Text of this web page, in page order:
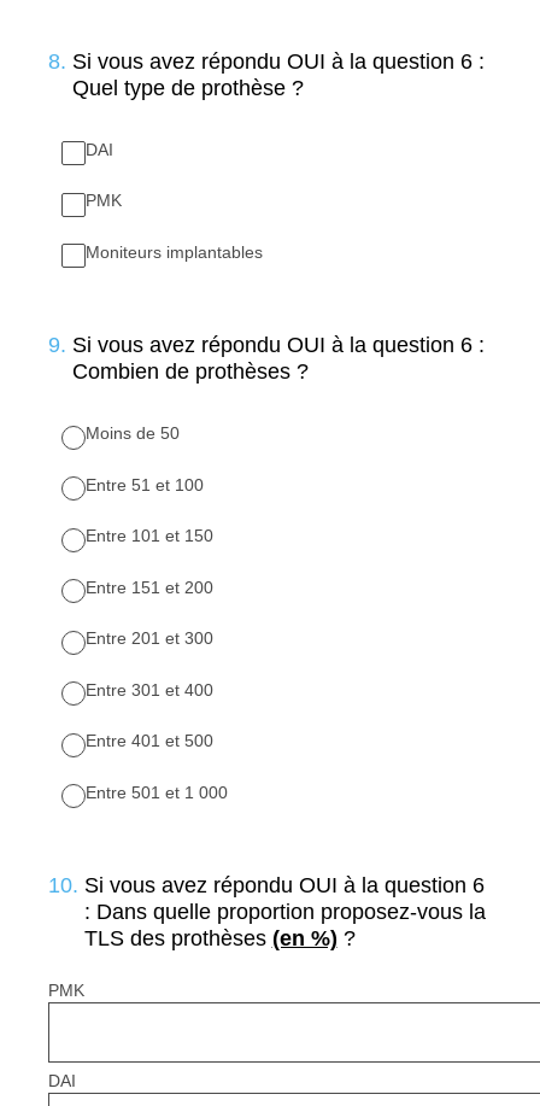
8. Si vous avez répondu OUI à la question 6 :
Quel type de prothèse ?
DAI
PMK
Moniteurs implantables
9. Si vous avez répondu OUI à la question 6 :
Combien de prothèses ?
Moins de 50
Entre 51 et 100
Entre 101 et 150
Entre 151 et 200
Entre 201 et 300
Entre 301 et 400
Entre 401 et 500
Entre 501 et 1 000
10. Si vous avez répondu OUI à la question 6
: Dans quelle proportion proposez-vous la
TLS des prothèses (en %) ?
PMK
DAI